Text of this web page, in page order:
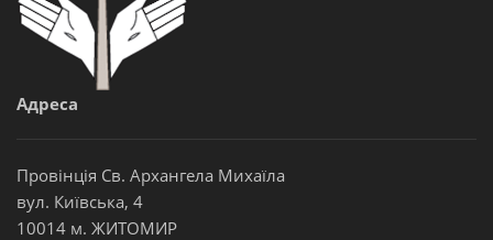
Адреса
Провінція Св. Архангела Михаїла
вул. Київська, 4
10014 м. ЖИТОМИР